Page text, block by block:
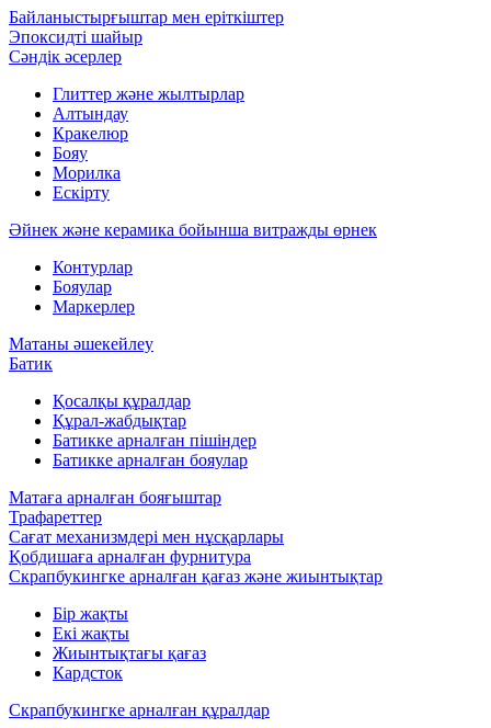
Байланыстырғыштар мен еріткіштер
Эпоксидті шайыр
Сәндік әсерлер
Глиттер және жылтырлар
Алтындау
Кракелюр
Бояу
Морилка
Ескірту
Әйнек және керамика бойынша витражды өрнек
Контурлар
Бояулар
Маркерлер
Матаны әшекейлеу
Батик
Қосалқы құралдар
Құрал-жабдықтар
Батикке арналған пішіндер
Батикке арналған бояулар
Матаға арналған бояғыштар
Трафареттер
Сағат механизмдері мен нұсқарлары
Қобдишаға арналған фурнитура
Скрапбукингке арналған қағаз және жиынтықтар
Бір жақты
Екі жақты
Жиынтықтағы қағаз
Кардсток
Скрапбукингке арналған құралдар